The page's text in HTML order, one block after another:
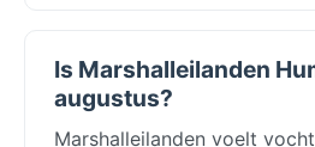
Is Marshalleilanden
augustus?
Marshalleilanden voelt